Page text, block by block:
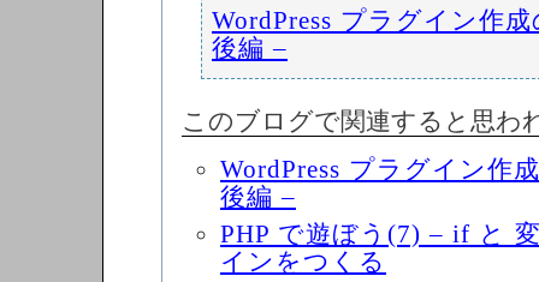
WordPress プラグイン作
後編 –
このブログで関連すると思わ
WordPress プラグイン作
後編 –
PHP で遊ぼう(7) – if と
インをつくる